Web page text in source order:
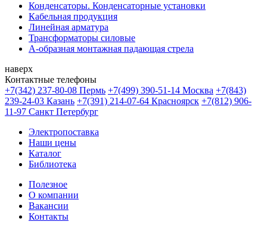
Конденсаторы. Конденсаторные установки
Кабельная продукция
Линейная арматура
Трансформаторы силовые
А-образная монтажная падающая стрела
наверх
Контактные телефоны
+7(342) 237-80-08 Пермь +7(499) 390-51-14 Москва +7(843)
239-24-03 Казань +7(391) 214-07-64 Красноярск +7(812) 906-
11-97 Санкт Петербург
Электропоставка
Наши цены
Каталог
Библиотека
Полезное
О компании
Вакансии
Контакты